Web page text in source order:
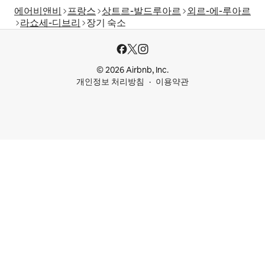
에어비앤비 프랑스 상트르-발드루아르 외르-에-루아르
라쇼세-디브리
장기 숙소
© 2026 Airbnb, Inc.
개인정보 처리방침
이용약관